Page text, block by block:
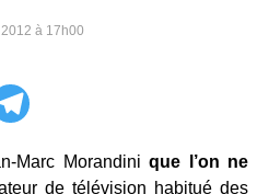
à 17h00
Marc Morandinique l’on ne
de télévision habitué des